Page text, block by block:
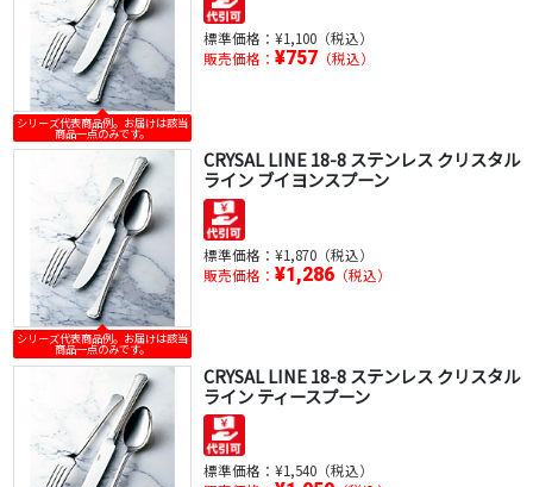
シリーズ代表商品例。お届けは該当
商品一点のみです。
標準価格： ¥1,100（税込）
販売価格： ¥757（税込）
シリーズ代表商品例。お届けは該当
商品一点のみです。
CRYSAL LINE 18-8 ステンレス クリスタル
ライン ブイヨンスプーン
標準価格： ¥1,870（税込）
販売価格： ¥1,286（税込）
CRYSAL LINE 18-8 ステンレス クリスタル
ライン ティースプーン
標準価格： ¥1,540（税込）